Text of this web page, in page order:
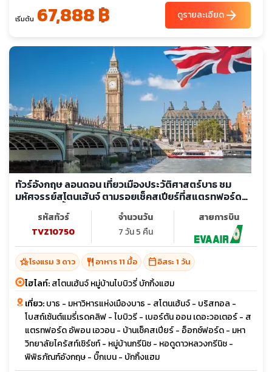
เริ่มต้น 67,888 ฿ ดูรายละเอียดarrow_forward
ทัวร์อังกฤษ ลอนดอน เที่ยวเมืองประวัติศาสตร์บาธ ชม
มหัศจรรย์สโตนเฮ้นจ์ ตามรอยเช็คสเปียร์ที่สแตรทฟอร์ด
ล่องเรือแม่น้ำเทมส์ (อิสระ 1 วัน)
รหัสทัวร์
TVZ10750
จำนวนวัน
7 วัน 5 คืน
สายการบิน
hotel_classโรงแรม 3 ดาว restaurant อาหาร 11 มื้อ calendar_todayอิสระ 1 วัน
ไฮไลท์:สโตนเฮ้นจ์ หมู่บ้านไบบิวรี่ บักกิ้งแฮม
เที่ยว:บาธ - มหาวิหารแห่งเมืองบาธ - สโตนเฮ้นจ์ - บริสทอล -
โบสถ์เซ้นต์แมรี่เรดคลิฟ - ไบบิวรี - เบอร์ตัน ออน เดอะวอเตอร์ - ส
แตรทฟอร์ด อัพอน เอวอน - บ้านเช็คสเปียร์ - อ็อกซ์ฟอร์ด - มหา
วิทยาลัยไคร้สท์เชิร์ชท์ - หมู่บ้านกรีนิช - หอดูดาวหลวงกรีนิช -
พิพิธภัณฑ์อังกฤษ - บิ๊กเบน - บักกิ้งแฮม